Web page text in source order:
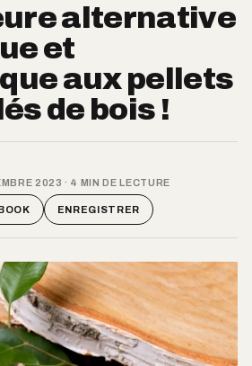
alternative
et
aux pellets
de bois !
2023 · 4 MIN DE LECTURE
ENREGISTRER